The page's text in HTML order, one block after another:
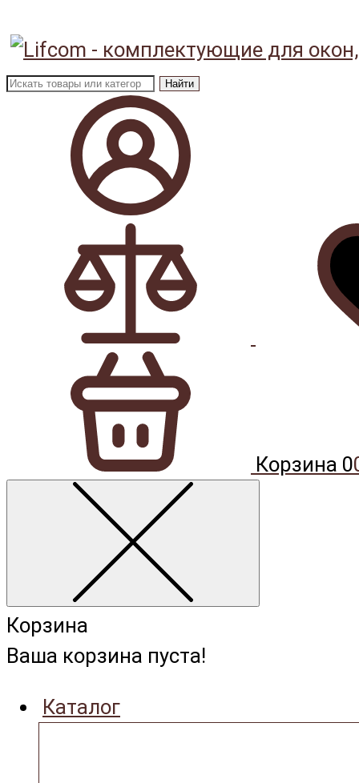
Найти
Корзина 0
Корзина
Ваша корзина пуста!
Каталог